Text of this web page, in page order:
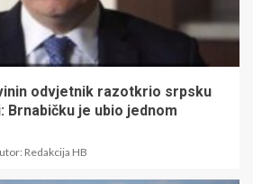
odvjetnik razotkrio srpsku
Brnabičku je ubio jednom
Redakcija HB